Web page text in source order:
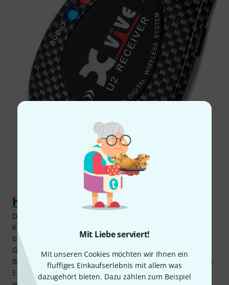
Mit Liebe serviert!
Mit unseren Cookies möchten wir Ihnen ein
fluffiges Einkaufserlebnis mit allem was
dazugehört bieten. Dazu zählen zum Beispiel
Handlich und flexibel
Das U2 von XVive eignet sich für alle denkbaren
Klinkenanschlüsse. Sender und Empfänger sind um 280°
biegsam und passen so in die Inputs von
Gitarrenverstärkern, Studio-Equipment und Effektpedalen.
Bei den E-Gitarren sind selbst ST-Style-Inputs kein Problem.
E-Bässe mit fünf oder sechs Saiten profitieren zudem vom